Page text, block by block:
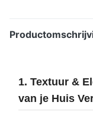
1. Textuur &
van je Huis